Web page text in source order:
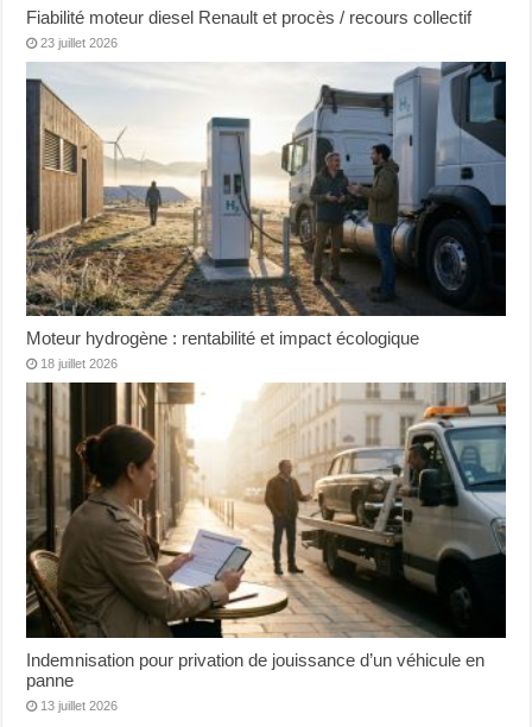
Fiabilité moteur diesel Renault et procès / recours collectif
23 juillet 2026
Moteur hydrogène : rentabilité et impact écologique
18 juillet 2026
Indemnisation pour privation de jouissance d’un véhicule en
panne
13 juillet 2026